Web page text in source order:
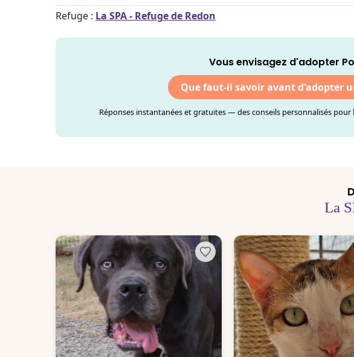
Refuge : La SPA - Refuge de Redon
Vous envisagez d'adopter
Que faut-il savoir avant d'adopter
Réponses instantanées et gratuites — des conseils personnalisés
La